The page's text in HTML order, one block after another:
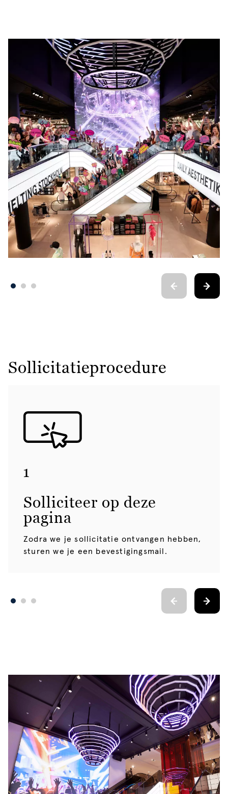
Sollicitatieprocedure
1
Solliciteer op deze
pagina
Zodra we je sollicitatie ontvangen hebben,
sturen we je een bevestigingsmail.